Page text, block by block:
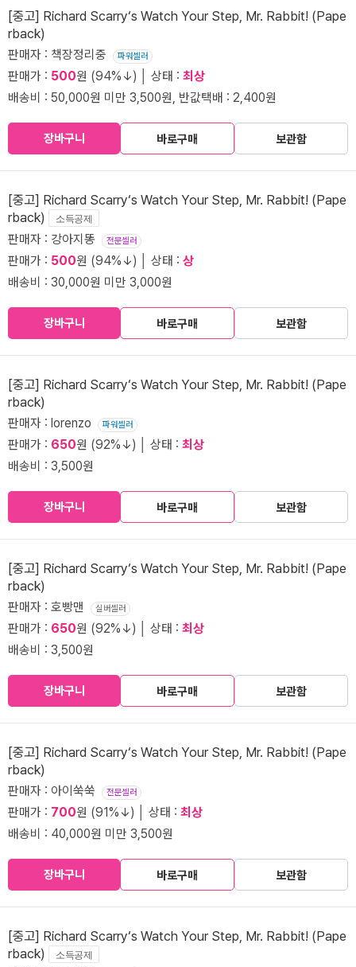
[중고] Richard Scarry‘s Watch Your Step, Mr. Rabbit! (Pape
rback)
판매자 : 책장정리중 파워셀러
판매가 : 500원 (94%↓) │ 상태 : 최상
배송비 : 50,000원 미만 3,500원, 반값택배 : 2,400원
장바구니 바로구매 보관함
[중고] Richard Scarry‘s Watch Your Step, Mr. Rabbit! (Pape
rback)
소득공제
판매자 : 강아지똥 전문셀러
판매가 : 500원 (94%↓) │ 상태 : 상
배송비 : 30,000원 미만 3,000원
장바구니 바로구매 보관함
[중고] Richard Scarry‘s Watch Your Step, Mr. Rabbit! (Pape
rback)
판매자 : lorenzo 파워셀러
판매가 : 650원 (92%↓) │ 상태 : 최상
배송비 : 3,500원
장바구니 바로구매 보관함
[중고] Richard Scarry‘s Watch Your Step, Mr. Rabbit! (Pape
rback)
판매자 : 호빵맨 실버셀러
판매가 : 650원 (92%↓) │ 상태 : 최상
배송비 : 3,500원
장바구니 바로구매 보관함
[중고] Richard Scarry‘s Watch Your Step, Mr. Rabbit! (Pape
rback)
판매자 : 아이쑥쑥 전문셀러
판매가 : 700원 (91%↓) │ 상태 : 최상
배송비 : 40,000원 미만 3,500원
장바구니 바로구매 보관함
[중고] Richard Scarry‘s Watch Your Step, Mr. Rabbit! (Pape
rback)
소득공제